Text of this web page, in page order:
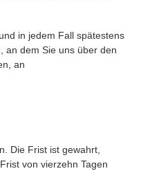
in jedem Fall spätestens
an dem Sie uns über den
an
Die Frist ist gewahrt,
von vierzehn Tagen